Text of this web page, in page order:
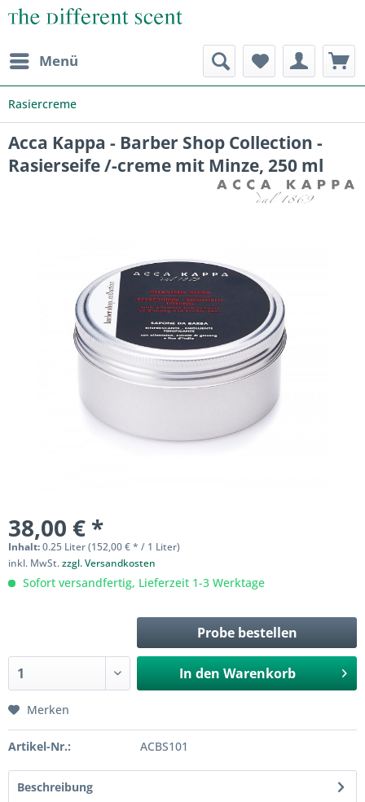
Menü
Rasiercreme
Acca Kappa - Barber Shop Collection -
Rasierseife /-creme mit Minze, 250 ml
38,00 € *
Inhalt:0.25 Liter (152,00 € * / 1 Liter)
inkl. MwSt.zzgl. Versandkosten
Sofort versandfertig, Lieferzeit 1-3 Werktage
Probe bestellen
In den Warenkorb
Merken
Artikel-Nr.: ACBS101
Beschreibung